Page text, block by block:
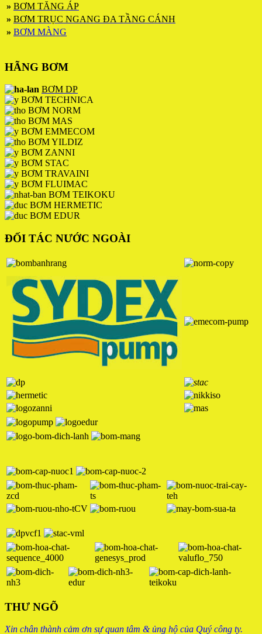
» BƠM TĂNG ÁP
» BƠM TRỤC NGANG ĐA TẦNG CÁNH
» BƠM MÀNG
HÃNG BƠM
BƠM DP
BƠM TECHNICA
BƠM NORM
BƠM MAS
BƠM EMMECOM
BƠM YILDIZ
BƠM ZANNI
BƠM STAC
BƠM TRAVAINI
BƠM FLUIMAC
BƠM TEIKOKU
BƠM HERMETIC
BƠM EDUR
ĐỐI TÁC NƯỚC NGOÀI
THƯ NGÕ
Xin chân thành cảm ơn sự quan tâm & ủng hộ của Quý công ty.